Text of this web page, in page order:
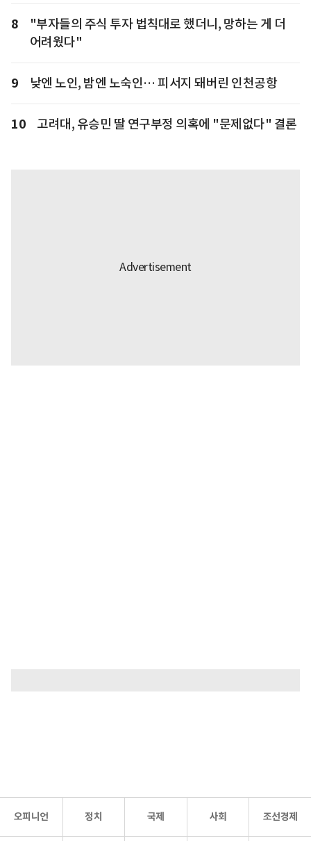
8
"부자들의 주식 투자 법칙대로 했더니, 망하는 게 더
어려웠다"
9 낮엔 노인, 밤엔 노숙인… 피서지 돼버린 인천공항
10 고려대, 유승민 딸 연구부정 의혹에 "문제없다" 결론
오피니언 정치 국제 사회 조선경제